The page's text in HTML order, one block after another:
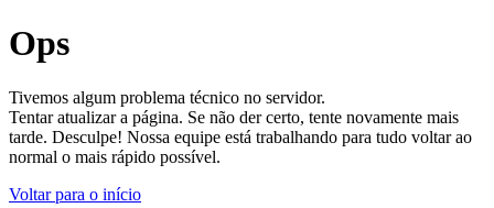
Ops
Tivemos algum problema técnico no servidor.
Tentar atualizar a página. Se não der certo, tente novamente mais
tarde. Desculpe! Nossa equipe está trabalhando para tudo voltar ao
normal o mais rápido possível.
Voltar para o início